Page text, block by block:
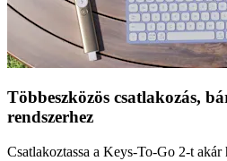
Többeszközös csatlakozás,
rendszerhez
Csatlakoztassa a Keys-To-Go 2-t